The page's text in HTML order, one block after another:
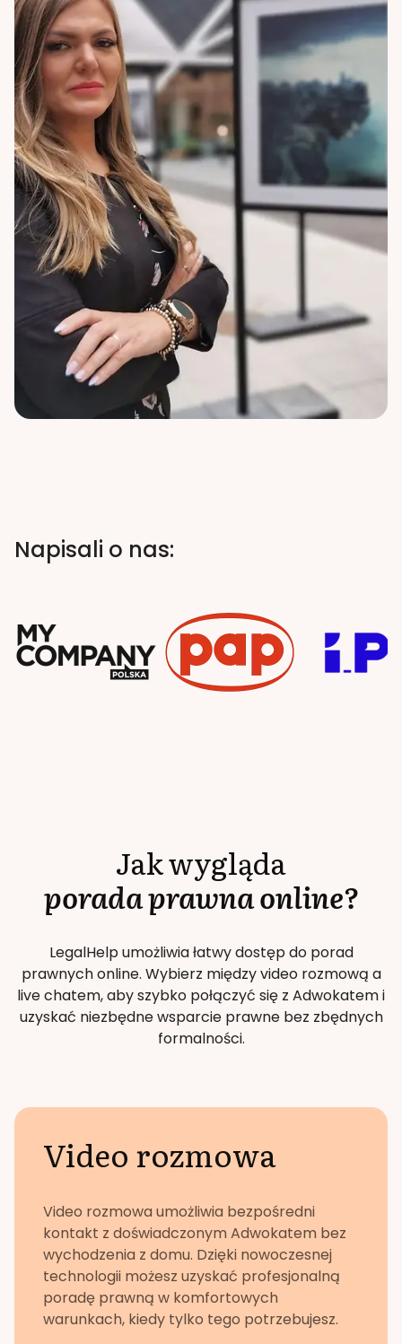
Napisali o nas:
Jak wygląda
porada prawna online?
LegalHelp umożliwia łatwy dostęp do porad
prawnych online. Wybierz między video rozmową a
live chatem, aby szybko połączyć się z Adwokatem i
uzyskać niezbędne wsparcie prawne bez zbędnych
formalności.
Video rozmowa
Video rozmowa umożliwia bezpośredni
kontakt z doświadczonym Adwokatem bez
wychodzenia z domu. Dzięki nowoczesnej
technologii możesz uzyskać profesjonalną
poradę prawną w komfortowych
warunkach, kiedy tylko tego potrzebujesz.